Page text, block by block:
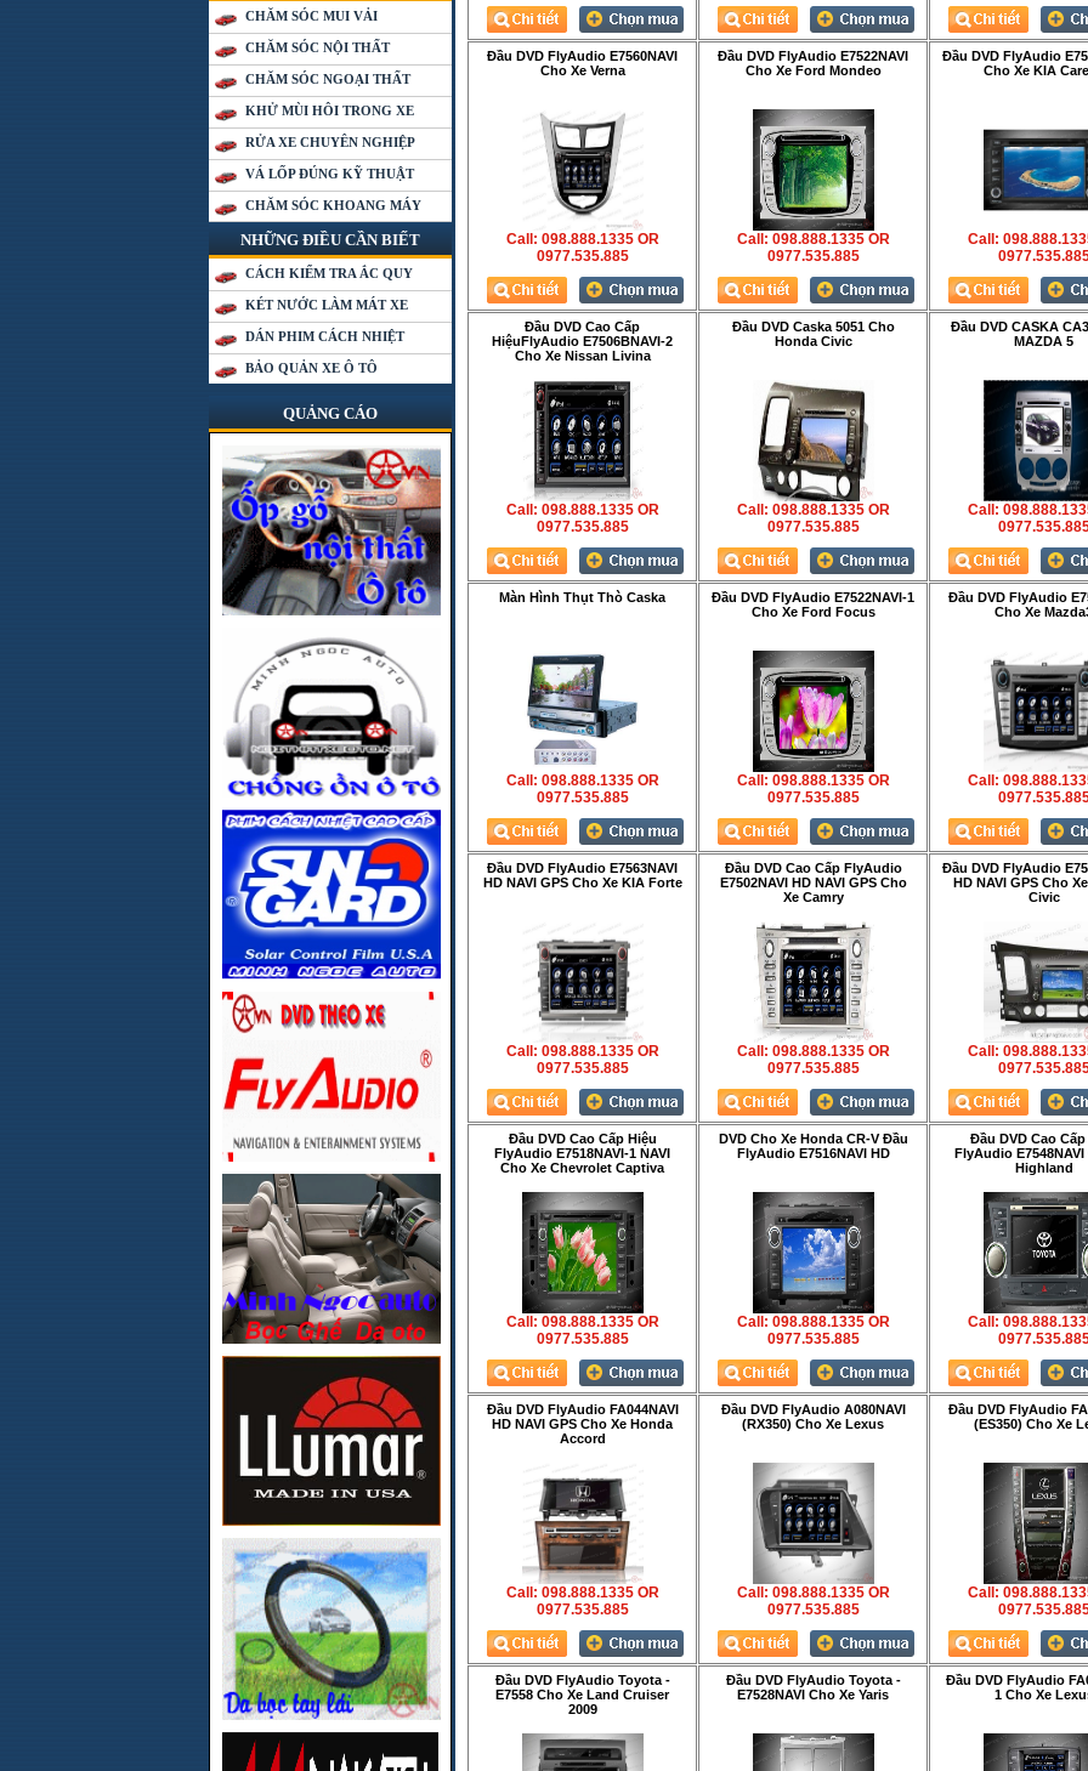
CHĂM SÓC MUI VẢI
CHĂM SÓC NỘI THẤT
CHĂM SÓC NGOẠI THẤT
KHỬ MÙI HÔI TRONG XE
RỬA XE CHUYÊN NGHIỆP
VÁ LỐP ĐÚNG KỸ THUẬT
CHĂM SÓC KHOANG MÁY
NHỮNG ĐIỀU CẦN BIẾT
CÁCH KIỂM TRA ẮC QUY
KÉT NƯỚC LÀM MÁT XE
DÁN PHIM CÁCH NHIỆT
BẢO QUẢN XE Ô TÔ
QUẢNG CÁO
Đầu DVD FlyAudio E7560NAVI
Cho Xe Verna
Call: 098.888.1335 OR
0977.535.885
Đầu DVD FlyAudio E7522NAVI
Cho Xe Ford Mondeo
Call: 098.888.1335 OR
0977.535.885
Đầu DVD FlyAudio
Cho Xe KIA
Call:
Đầu DVD Cao Cấp
HiệuFlyAudio E7506BNAVI-2
Cho Xe Nissan Livina
Call: 098.888.1335 OR
0977.535.885
Đầu DVD Caska 5051 Cho
Honda Civic
Call: 098.888.1335 OR
0977.535.885
Đầu DVD CASKA
MAZDA 5
Call:
Màn Hình Thụt Thò Caska
Call: 098.888.1335 OR
0977.535.885
Đầu DVD FlyAudio E7522NAVI-1
Cho Xe Ford Focus
Call: 098.888.1335 OR
0977.535.885
Đầu DVD FlyAudio
Cho Xe
Call:
Đầu DVD FlyAudio E7563NAVI
HD NAVI GPS Cho Xe KIA Forte
Call: 098.888.1335 OR
0977.535.885
Đầu DVD Cao Cấp FlyAudio
E7502NAVI HD NAVI GPS Cho
Xe Camry
Call: 098.888.1335 OR
0977.535.885
Đầu DVD FlyAudio
HD NAVI GPS Cho
Civic
Call:
Đầu DVD Cao Cấp Hiệu
FlyAudio E7518NAVI-1 NAVI
Cho Xe Chevrolet Captiva
Call: 098.888.1335 OR
0977.535.885
DVD Cho Xe Honda CR-V Đầu
FlyAudio E7516NAVI HD
Call: 098.888.1335 OR
0977.535.885
Đầu DVD Cao Cấp
FlyAudio E7548NAVI
Highland
Call:
Đầu DVD FlyAudio FA044NAVI
HD NAVI GPS Cho Xe Honda
Accord
Call: 098.888.1335 OR
0977.535.885
Đầu DVD FlyAudio A080NAVI
(RX350) Cho Xe Lexus
Call: 098.888.1335 OR
0977.535.885
Đầu DVD FlyAudio
(ES350) Cho Xe
Call:
Đầu DVD FlyAudio Toyota -
E7558 Cho Xe Land Cruiser
2009
Đầu DVD FlyAudio Toyota -
E7528NAVI Cho Xe Yaris
Đầu DVD FlyAudio
1 Cho Xe